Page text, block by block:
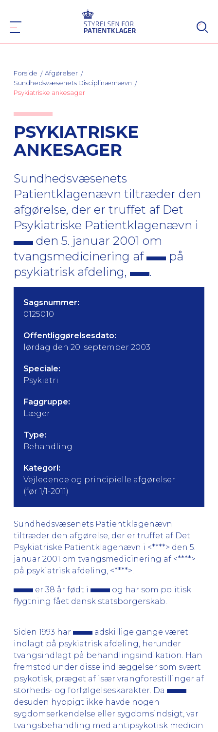
Forside
Afgørelser
Sundhedsvæsenets Disciplinærnævn
Psykiatriske ankesager
PSYKIATRISKE
ANKESAGER
Sundhedsvæsenets
Patientklagenævn tiltræder den
afgørelse, der er truffet af Det
Psykiatriske Patientklagenævn i
den 5. januar 2001 om
tvangsmedicinering af
på
psykiatrisk afdeling,
.
Sagsnummer:
0125010
Offentliggørelsesdato:
lørdag den 20. september 2003
Speciale:
Psykiatri
Faggruppe:
Læger
Type:
Behandling
Kategori:
Vejledende og principielle afgørelser
(før 1/1-2011)
Sundhedsvæsenets Patientklagenævn
tiltræder den afgørelse, der er truffet af Det
Psykiatriske Patientklagenævn i <****> den 5.
januar 2001 om tvangsmedicinering af <****>
på psykiatrisk afdeling, <****>.
er 38 år født i
og har som politisk
flygtning fået dansk statsborgerskab.
Siden 1993 har
adskillige gange været
indlagt på psykiatrisk afdeling, herunder
tvangsindlagt på behandlingsindikation. Han
fremstod under disse indlæggelser som svært
psykotisk, præget af især vrangforestillinger af
storheds- og forfølgelseskarakter. Da
desuden hyppigt ikke havde nogen
sygdomserkendelse eller sygdomsindsigt, var
tvangsbehandling med antipsykotisk medicin